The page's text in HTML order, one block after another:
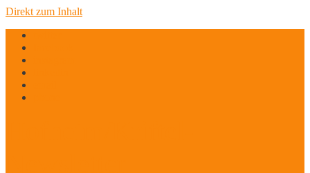
Direkt zum Inhalt